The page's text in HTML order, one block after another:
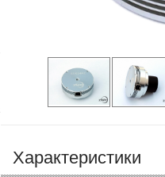
Характеристики